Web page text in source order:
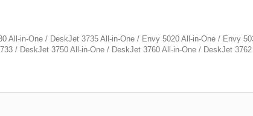
in-One / DeskJet 3735 All-in-One / Envy 5020 All-in-One / Envy
/ DeskJet 3750 All-in-One / DeskJet 3760 All-in-One / DeskJet